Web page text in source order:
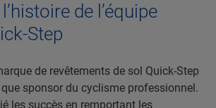
de l’équipe
Step
de revêtements de sol Quick-Step
sponsor du cyclisme professionnel.
les succès en remportant les